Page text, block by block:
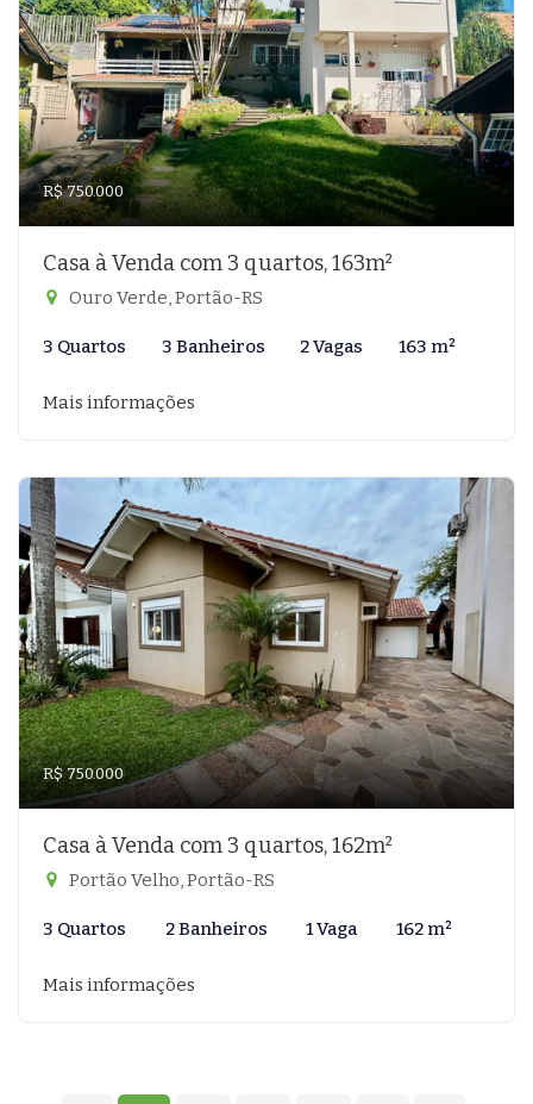
R$ 750.000
Casa à Venda com 3 quartos, 163m²
Ouro Verde, Portão-RS
3 Quartos 3 Banheiros 2 Vagas 163 m²
Mais informações
R$ 750.000
Casa à Venda com 3 quartos, 162m²
Portão Velho, Portão-RS
3 Quartos 2 Banheiros 1 Vaga 162 m²
Mais informações